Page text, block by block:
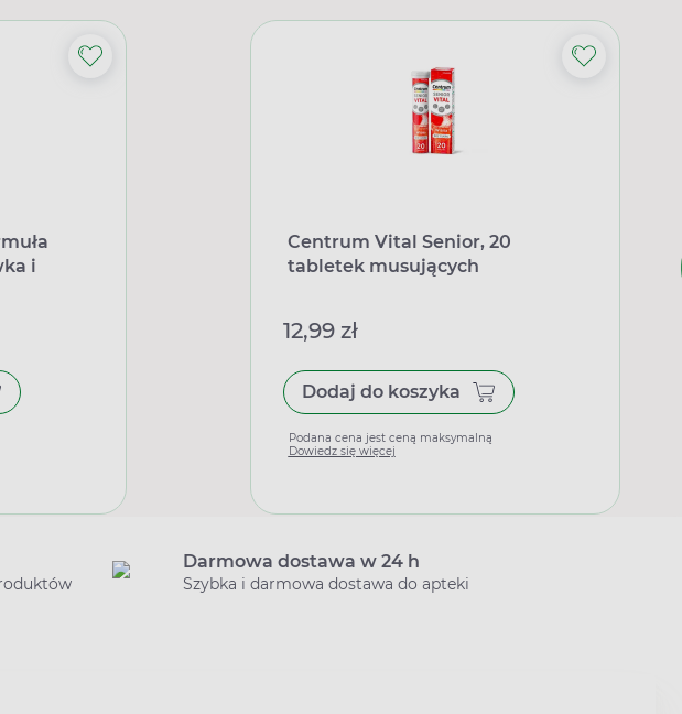
i
Centrum Vital Senior, 20
tabletek musujących
12,99 zł
Dodaj do koszyka
Podana cena jest ceną maksymalną
Dowiedz się więcej
Darmowa dostawa w 24 h
Szybka i darmowa dostawa do apteki